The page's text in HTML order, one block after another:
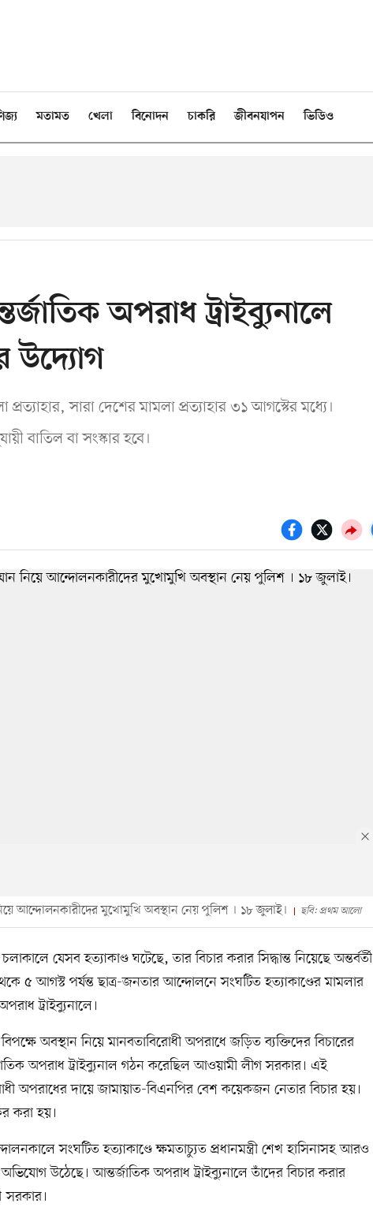
মতামত খেলা বিনোদন চাকরি জীবনযাপন ভিডিও
অপরাধ ট্রাইব্যুনালে
উদ্যোগ
প্রত্যাহার, সারা দেশের মামলা প্রত্যাহার ৩১ আগস্টের মধ্যে।
বাতিল বা সংস্কার হবে।
আন্দোলনকারীদের মুখোমুখি অবস্থান নেয় পুলিশ । ১৮ জুলাই। ছবি: প্রথম আলো
যেসব হত্যাকাণ্ড ঘটেছে, তার বিচার করার সিদ্ধান্ত নিয়েছে অন্তর্বর্তী
৫ আগস্ট পর্যন্ত ছাত্র-জনতার আন্দোলনে সংঘটিত হত্যাকাণ্ডের মামলার
ট্রাইব্যুনালে।
অবস্থান নিয়ে মানবতাবিরোধী অপরাধে জড়িত ব্যক্তিদের বিচারের
অপরাধ ট্রাইব্যুনাল গঠন করেছিল আওয়ামী লীগ সরকার। এই
অপরাধের দায়ে জামায়াত-বিএনপির বেশ কয়েকজন নেতার বিচার হয়।
করা হয়।
সংঘটিত হত্যাকাণ্ডে ক্ষমতাচ্যুত প্রধানমন্ত্রী শেখ হাসিনাসহ আরও
উঠেছে। আন্তর্জাতিক অপরাধ ট্রাইব্যুনালে তাঁদের বিচার করার
সরকার।